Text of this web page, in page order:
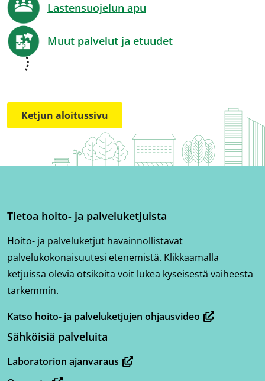
Lastensuojelun apu
Muut palvelut ja etuudet
Ketjun aloitussivu
Tietoa hoito- ja palveluketjuista
Hoito- ja palveluketjut havainnollistavat
palvelukokonaisuutesi etenemistä. Klikkaamalla
ketjuissa olevia otsikoita voit lukea kyseisestä vaiheesta
tarkemmin.
Katso hoito- ja palveluketjujen ohjausvideo
(avautuu
uuteen
ikkunaan,
Sähköisiä palveluita
Laboratorion ajanvaraus
(avautuu